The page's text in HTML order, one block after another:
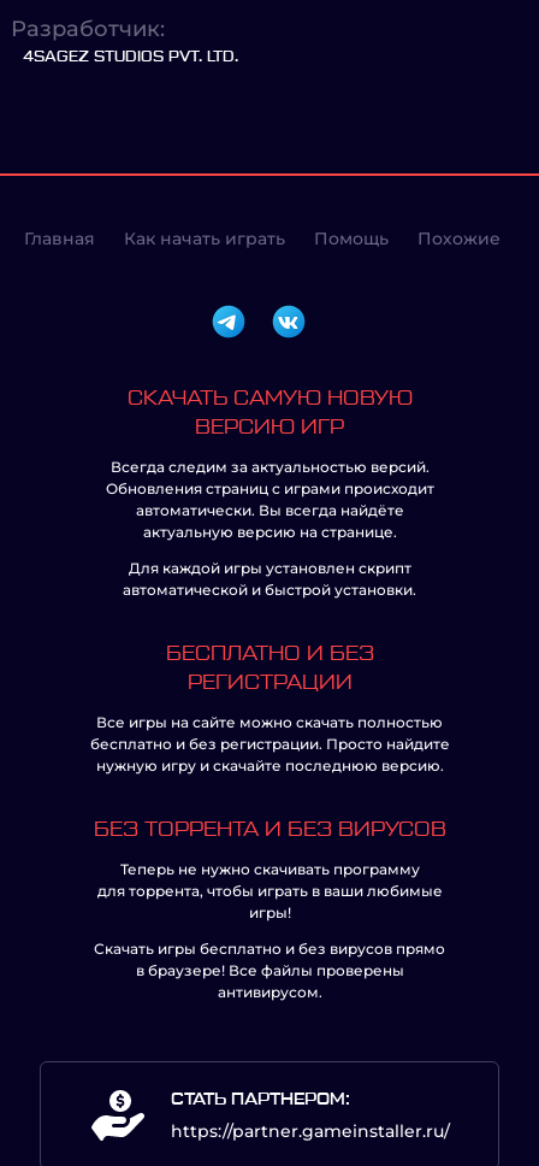
Разработчик:
4SAGEZ STUDIOS PVT. LTD.
Главная Как начать играть Помощь Похожие
СКАЧАТЬ САМУЮ НОВУЮ
ВЕРСИЮ ИГР
Всегда следим за актуальностью версий.
Обновления страниц с играми происходит
автоматически. Вы всегда найдёте
актуальную версию на странице.
Для каждой игры установлен скрипт
автоматической и быстрой установки.
БЕСПЛАТНО И БЕЗ
РЕГИСТРАЦИИ
Все игры на сайте можно скачать полностью
бесплатно и без регистрации. Просто найдите
нужную игру и скачайте последнюю версию.
БЕЗ ТОРРЕНТА И БЕЗ ВИРУСОВ
Теперь не нужно скачивать программу
для торрента, чтобы играть в ваши любимые
игры!
Скачать игры бесплатно и без вирусов прямо
в браузере! Все файлы проверены
антивирусом.
СТАТЬ ПАРТНЕРОМ:
https://partner.gameinstaller.ru/